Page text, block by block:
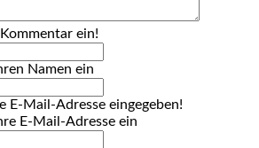
ein!
Namen ein
E-Mail-Adresse eingegeben!
E-Mail-Adresse ein